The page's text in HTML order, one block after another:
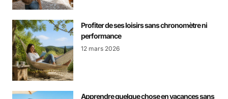
Profiter de ses loisirs sans chronomètre ni
performance
12 mars 2026
Apprendre quelque chose en vacances sans